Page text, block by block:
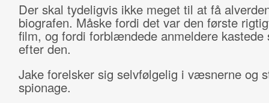
Der skal tydeligvis ikke meget til at få
biografen. Måske fordi det var den første
film, og fordi forblændede anmeldere kastede
efter den.
Jake forelsker sig selvfølgelig i væsnerne og
spionage.